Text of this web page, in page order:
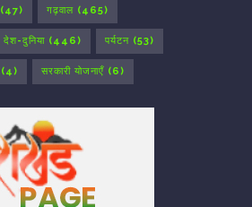
(47) गढ़वाल (465)
देश-दुनिया (446) पर्यटन (53)
(4) सरकारी योजनाएँ (6)